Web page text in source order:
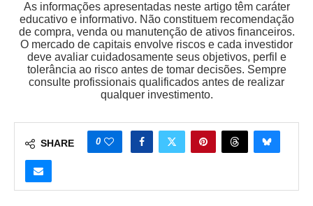
As informações apresentadas neste artigo têm caráter
educativo e informativo. Não constituem recomendação
de compra, venda ou manutenção de ativos financeiros.
O mercado de capitais envolve riscos e cada investidor
deve avaliar cuidadosamente seus objetivos, perfil e
tolerância ao risco antes de tomar decisões. Sempre
consulte profissionais qualificados antes de realizar
qualquer investimento.
SHARE 0